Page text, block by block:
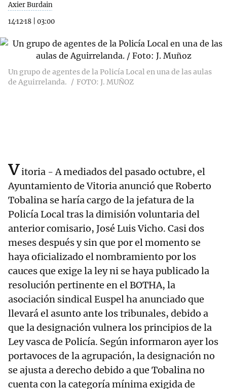
Axier Burdain
14·12·18
03:00
Un grupo de agentes de la Policía Local en una de las aulas
de Aguirrelanda.
FOTO: J. MUÑOZ
vitoria - A mediados del pasado octubre, el
Ayuntamiento de Vitoria anunció que Roberto
Tobalina se haría cargo de la jefatura de la
Policía Local tras la dimisión voluntaria del
anterior comisario, José Luis Vicho. Casi dos
meses después y sin que por el momento se
haya oficializado el nombramiento por los
cauces que exige la ley ni se haya publicado la
resolución pertinente en el BOTHA, la
asociación sindical Euspel ha anunciado que
llevará el asunto ante los tribunales, debido a
que la designación vulnera los principios de la
Ley vasca de Policía. Según informaron ayer los
portavoces de la agrupación, la designación no
se ajusta a derecho debido a que Tobalina no
cuenta con la categoría mínima exigida de